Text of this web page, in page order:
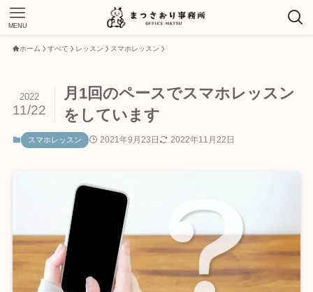
MENU
ホーム すべて レッスン スマホレッスン
月1回のペースでスマホレッスン
をしています
2022
11/22
スマホレッスン 2021年9月23日 2022年11月22日